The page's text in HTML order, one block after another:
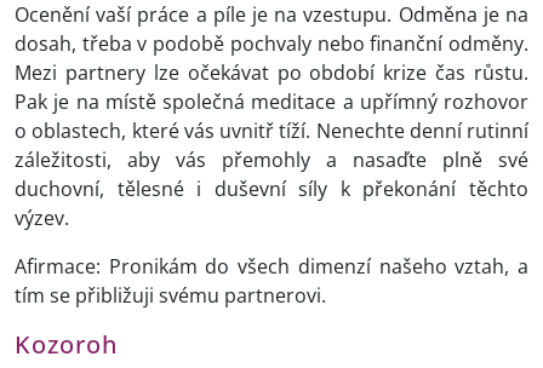
Ocenění vaší práce a píle je na vzestupu. Odměna je na
dosah, třeba v podobě pochvaly nebo finanční odměny.
Mezi partnery lze očekávat po období krize čas růstu.
Pak je na místě společná meditace a upřímný rozhovor
o oblastech, které vás uvnitř tíží. Nenechte denní rutinní
záležitosti, aby vás přemohly a nasaďte plně své
duchovní, tělesné i duševní síly k překonání těchto
výzev.
Afirmace: Pronikám do všech dimenzí našeho vztah, a
tím se přibližuji svému partnerovi.
Kozoroh